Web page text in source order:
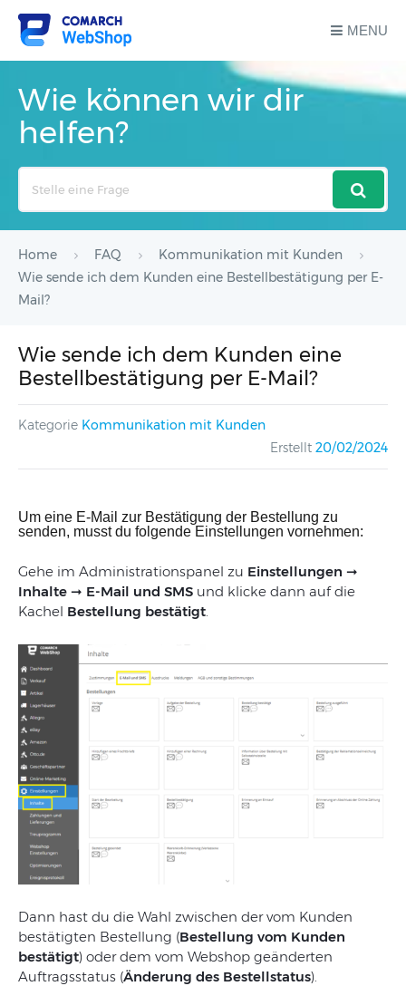
MENU
Wie können wir dir
helfen?
Home FAQ
Kommunikation mit Kunden
Wie sende ich dem Kunden eine Bestellbestätigung per E-
Mail?
Wie sende ich dem Kunden eine
Bestellbestätigung per E-Mail?
Kategorie Kommunikation mit Kunden
Erstellt 20/02/2024
Um eine E-Mail zur Bestätigung der Bestellung zu
senden, musst du folgende Einstellungen vornehmen:
Gehe im Administrationspanel zu Einstellungen ➞
Inhalte ➞ E-Mail und SMS und klicke dann auf die
Kachel Bestellung bestätigt.
Dann hast du die Wahl zwischen der vom Kunden
bestätigten Bestellung (Bestellung vom Kunden
bestätigt) oder dem vom Webshop geänderten
Auftragsstatus (Änderung des Bestellstatus).